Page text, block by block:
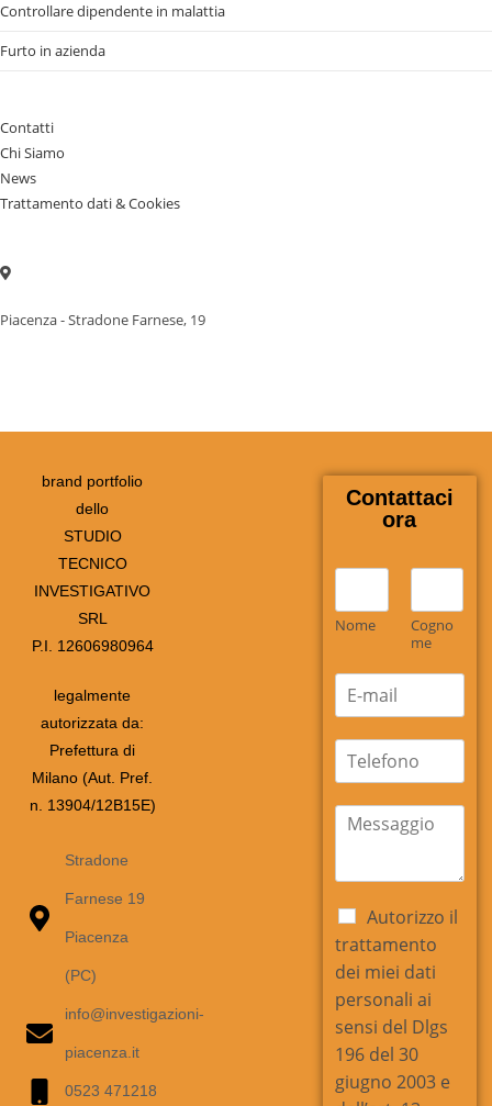
Controllare dipendente in malattia
Furto in azienda
Contatti
Chi Siamo
News
Trattamento dati & Cookies
Piacenza - Stradone Farnese, 19
brand portfolio
dello
STUDIO
TECNICO
INVESTIGATIVO
SRL
P.I. 12606980964
legalmente
autorizzata da:
Prefettura di
Milano (Aut. Pref.
n. 13904/12B15E)
Stradone
Farnese 19
Piacenza
(PC)
info@investigazioni-
piacenza.it
0523 471218
Contattaci
ora
N
m
Nome
Cogno
me
E
m
it
e
n
o
m
s
a
g
g
i
o
*
C
a
s
e
l
l
e
d
i
Autorizzo il
trattamento
dei miei dati
personali ai
sensi del Dlgs
196 del 30
giugno 2003 e